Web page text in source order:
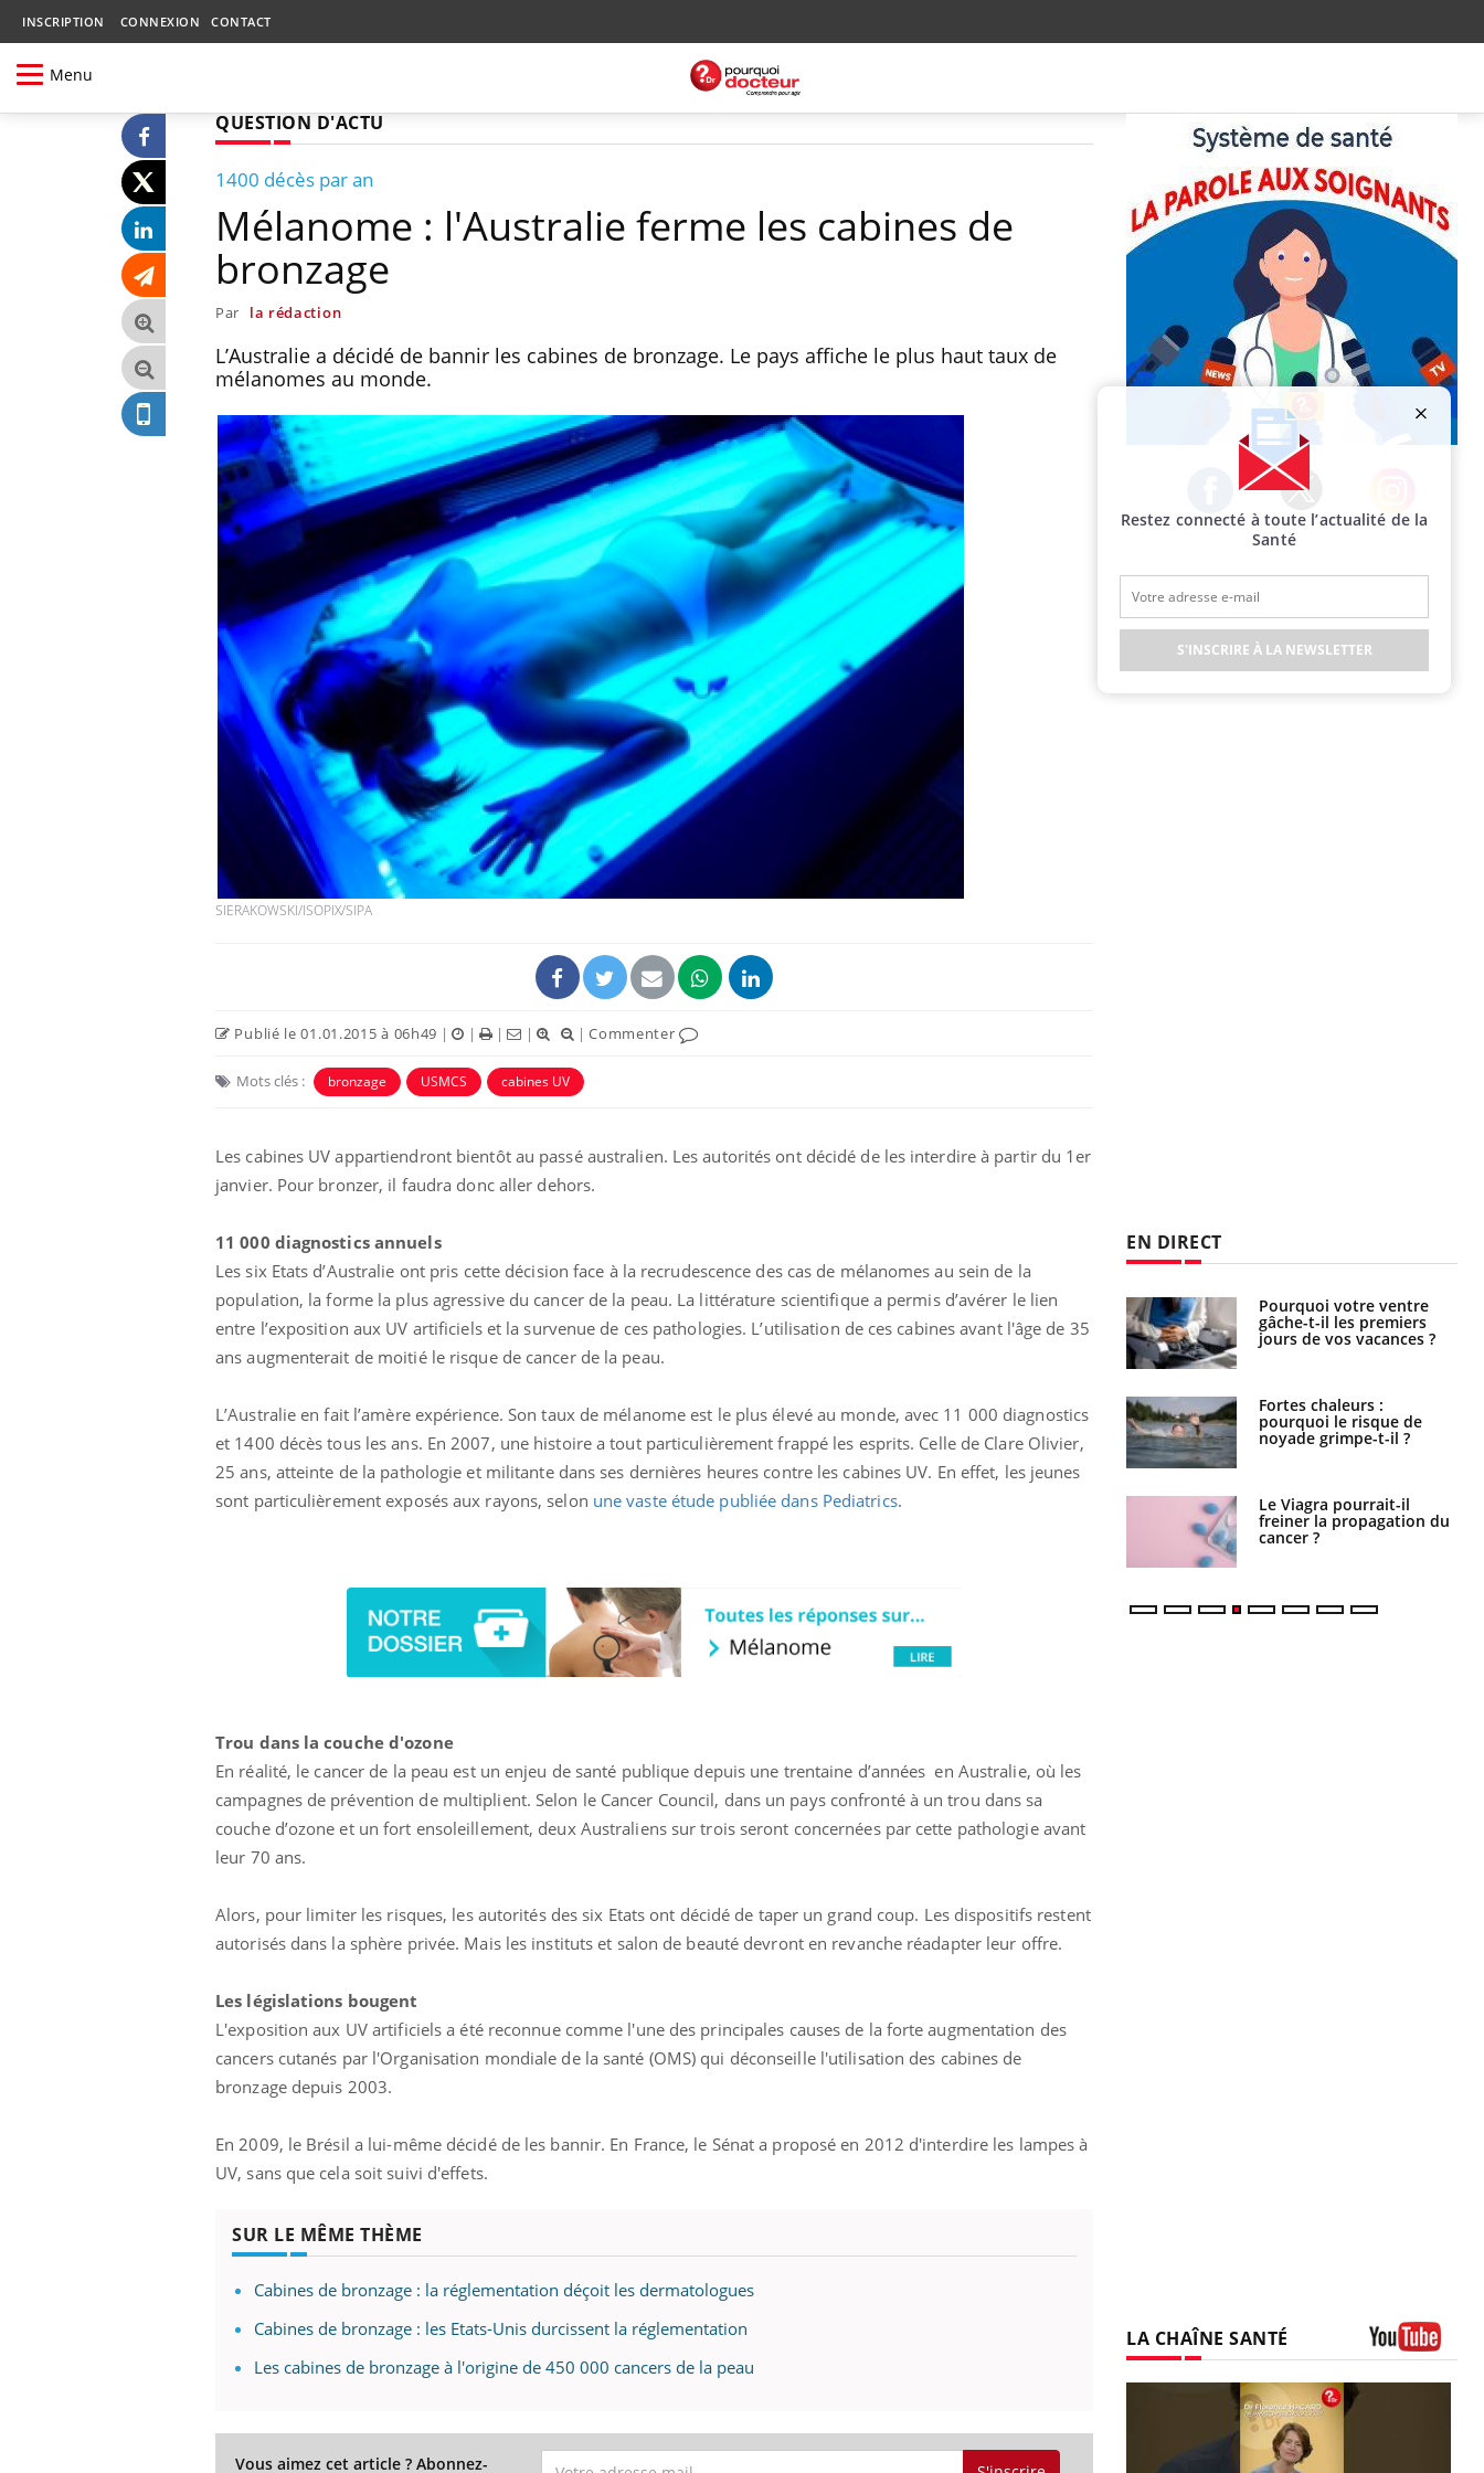
INSCRIPTION CONNEXION CONTACT
Menu
QUESTION D'ACTU
1400 décès par an
Mélanome : l'Australie ferme les cabines de
bronzage
Par la rédaction
L’Australie a décidé de bannir les cabines de bronzage. Le pays affiche le plus haut taux de
mélanomes au monde.
SIERAKOWSKI/ISOPIX/SIPA
Publié le 01.01.2015 à 06h49 | | | | |Commenter
Mots clés : bronzage USMCS cabines UV
Les cabines UV appartiendront bientôt au passé australien. Les autorités ont décidé de les interdire à partir du 1er
janvier. Pour bronzer, il faudra donc aller dehors.
11 000 diagnostics annuels
Les six Etats d’Australie ont pris cette décision face à la recrudescence des cas de mélanomes au sein de la
population, la forme la plus agressive du cancer de la peau. La littérature scientifique a permis d’avérer le lien
entre l’exposition aux UV artificiels et la survenue de ces pathologies. L’utilisation de ces cabines avant l'âge de 35
ans augmenterait de moitié le risque de cancer de la peau.
L’Australie en fait l’amère expérience. Son taux de mélanome est le plus élevé au monde, avec 11 000 diagnostics
et 1400 décès tous les ans. En 2007, une histoire a tout particulièrement frappé les esprits. Celle de Clare Olivier,
25 ans, atteinte de la pathologie et militante dans ses dernières heures contre les cabines UV. En effet, les jeunes
sont particulièrement exposés aux rayons, selon une vaste étude publiée dans Pediatrics.
Trou dans la couche d'ozone
En réalité, le cancer de la peau est un enjeu de santé publique depuis une trentaine d’années en Australie, où les
campagnes de prévention de multiplient. Selon le Cancer Council, dans un pays confronté à un trou dans sa
couche d’ozone et un fort ensoleillement, deux Australiens sur trois seront concernées par cette pathologie avant
leur 70 ans.
Alors, pour limiter les risques, les autorités des six Etats ont décidé de taper un grand coup. Les dispositifs restent
autorisés dans la sphère privée. Mais les instituts et salon de beauté devront en revanche réadapter leur offre.
Les législations bougent
L'exposition aux UV artificiels a été reconnue comme l'une des principales causes de la forte augmentation des
cancers cutanés par l'Organisation mondiale de la santé (OMS) qui déconseille l'utilisation des cabines de
bronzage depuis 2003.
En 2009, le Brésil a lui-même décidé de les bannir. En France, le Sénat a proposé en 2012 d'interdire les lampes à
UV, sans que cela soit suivi d'effets.
SUR LE MÊME THÈME
Cabines de bronzage : la réglementation déçoit les dermatologues
Cabines de bronzage : les Etats-Unis durcissent la réglementation
Les cabines de bronzage à l'origine de 450 000 cancers de la peau
Vous aimez cet article ? Abonnez-
Facebook Twitter Instagram
EN DIRECT
Grossesse à risque : ce jus
naturel attire l'attention
des chercheurs
Comment oublier les
écrans en vacances ?
Toujours connectés :
Cancer colorectal : une
stratégie simple aurait
changé la donne au Pays
basque
Chikungunya, dengue,
West Nile : que se passe-
t-il dans le sud de la
France ?
Les médicaments GLP-1
Cytomégalovirus : ce qui
change dans la prise en
charge des femmes
La sieste empêche-t-elle
de dormir la nuit ?
Pourquoi votre ventre
gâche-t-il les premiers
jours de vos vacances ?
Fortes chaleurs :
pourquoi le risque de
noyade grimpe-t-il ?
Le Viagra pourrait-il
freiner la propagation du
cancer ?
LA CHAÎNE SANTÉ
Restez connecté à toute l’actualité de la
Santé
S'INSCRIRE À LA NEWSLETTER